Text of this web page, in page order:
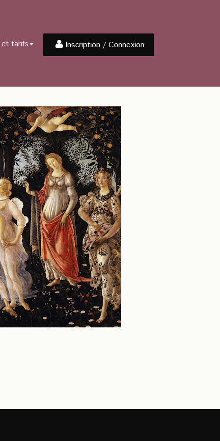
tarifs Inscription / Connexion